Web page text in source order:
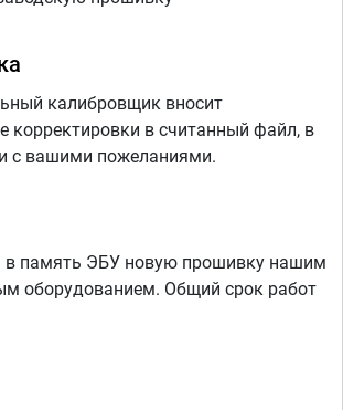
калибровщик вносит
корректировки в считанный файл, в
с вашими пожеланиями.
в память ЭБУ новую прошивку нашим
оборудованием. Общий срок работ